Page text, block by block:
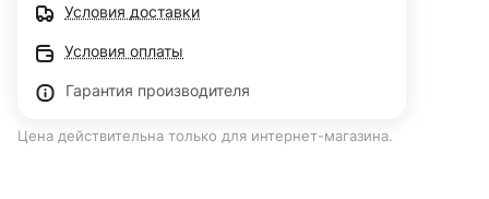
Условия доставки
Условия оплаты
Гарантия производителя
Цена действительна только для интернет-магазина.